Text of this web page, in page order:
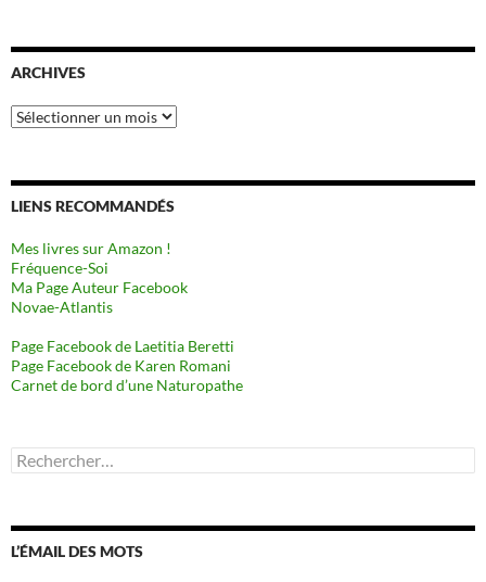
ARCHIVES
Archives
LIENS RECOMMANDÉS
Mes livres sur Amazon !
Fréquence-Soi
Ma Page Auteur Facebook
Novae-Atlantis
Page Facebook de Laetitia Beretti
Page Facebook de Karen Romani
Carnet de bord d’une Naturopathe
Rechercher :
L’ÉMAIL DES MOTS